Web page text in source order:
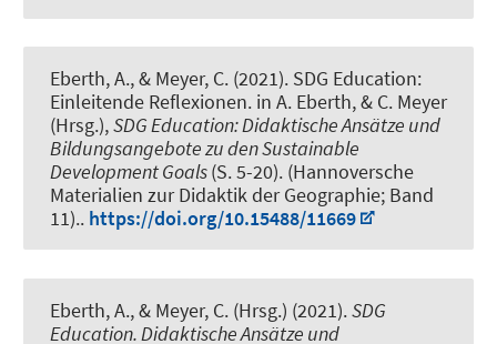
Eberth, A., & Meyer, C. (2021). SDG Education:
Einleitende Reflexionen. in A. Eberth, & C. Meyer
(Hrsg.),SDG Education: Didaktische Ansätze und
Bildungsangebote zu den Sustainable
Development Goals(S. 5-20). (Hannoversche
Materialien zur Didaktik der Geographie; Band
11).. https://doi.org/10.15488/11669
Eberth, A., & Meyer, C. (Hrsg.) (2021).SDG
Education. Didaktische Ansätze und